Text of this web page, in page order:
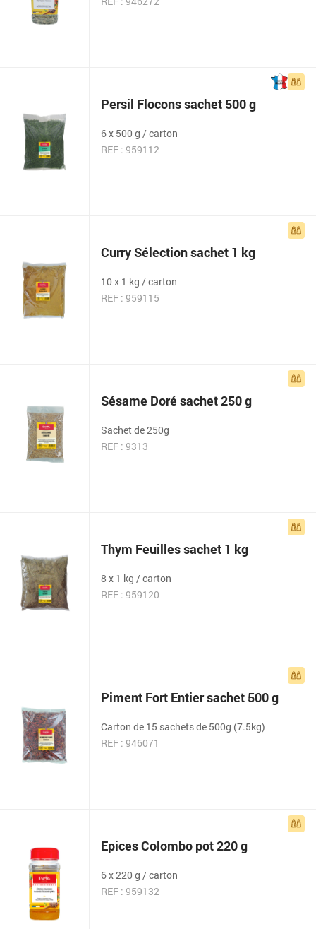
Persil Flocons sachet 500 g
6 x 500 g / carton
REF : 959112
Curry Sélection sachet 1 kg
10 x 1 kg / carton
REF : 959115
Sésame Doré sachet 250 g
Sachet de 250g
REF : 9313
Thym Feuilles sachet 1 kg
8 x 1 kg / carton
REF : 959120
Piment Fort Entier sachet 500 g
Carton de 15 sachets de 500g (7.5kg)
REF : 946071
Epices Colombo pot 220 g
6 x 220 g / carton
REF : 959132